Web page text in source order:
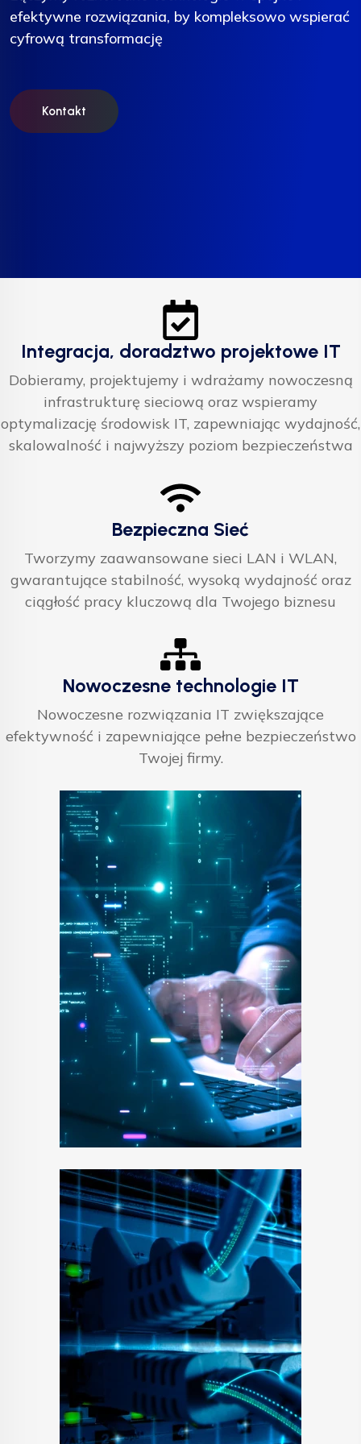
efektywne rozwiązania, by kompleksowo wspierać
cyfrową transformację
Kontakt
efektywne rozwiązania, by kompleksowo wspierać
cyfrową transformację
Kontakt
efektywne rozwiązania, by kompleksowo wspierać
cyfrową transformację
Kontakt
Integracja, doradztwo projektowe IT
Dobieramy, projektujemy i wdrażamy nowoczesną
infrastrukturę sieciową oraz wspieramy
optymalizację środowisk IT, zapewniając wydajność,
skalowalność i najwyższy poziom bezpieczeństwa
Bezpieczna Sieć
Tworzymy zaawansowane sieci LAN i WLAN,
gwarantujące stabilność, wysoką wydajność oraz
ciągłość pracy kluczową dla Twojego biznesu
Nowoczesne technologie IT
Nowoczesne rozwiązania IT zwiększające
efektywność i zapewniające pełne bezpieczeństwo
Twojej firmy.